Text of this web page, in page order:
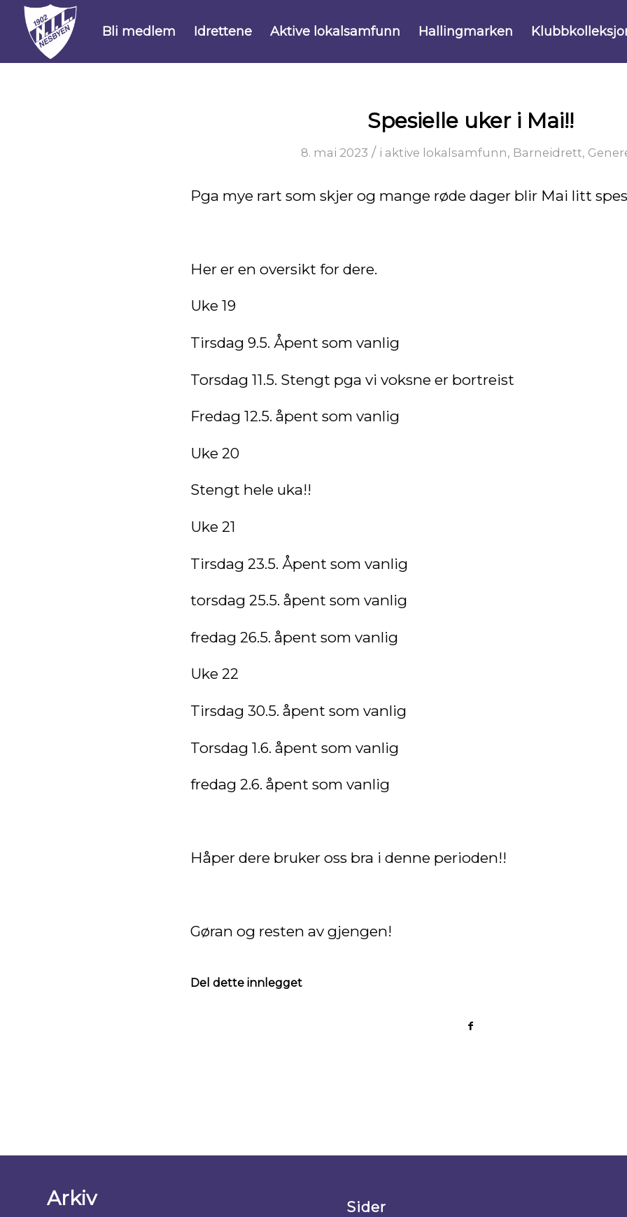
Bli medlem Idrettene Aktive lokalsamfunn Hallingmarken
Spesielle uker i Mai!!
8. mai 2023 / i aktive lokalsamfunn, Barneidrett,
Pga mye rart som skjer og mange røde dager blir Mai litt
Her er en oversikt for dere.
Uke 19
Tirsdag 9.5. Åpent som vanlig
Torsdag 11.5. Stengt pga vi voksne er bortreist
Fredag 12.5. åpent som vanlig
Uke 20
Stengt hele uka!!
Uke 21
Tirsdag 23.5. Åpent som vanlig
torsdag 25.5. åpent som vanlig
fredag 26.5. åpent som vanlig
Uke 22
Tirsdag 30.5. åpent som vanlig
Torsdag 1.6. åpent som vanlig
fredag 2.6. åpent som vanlig
Håper dere bruker oss bra i denne perioden!!
Gøran og resten av gjengen!
Del dette innlegget
Arkiv Sider